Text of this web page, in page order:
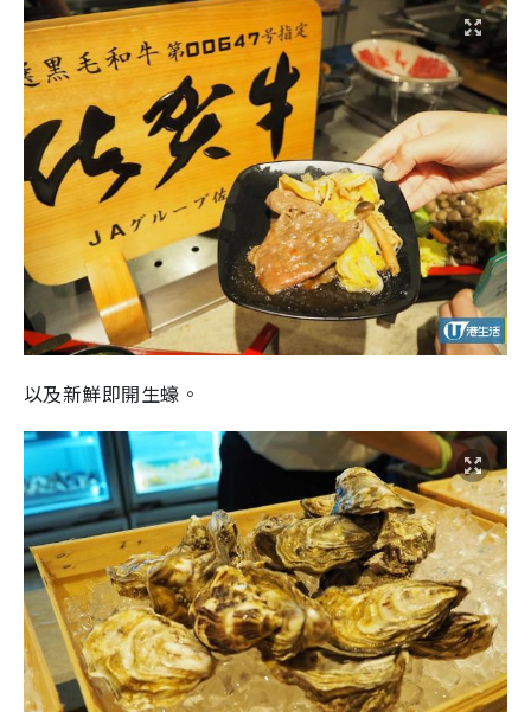
以及新鮮即開生蠔。